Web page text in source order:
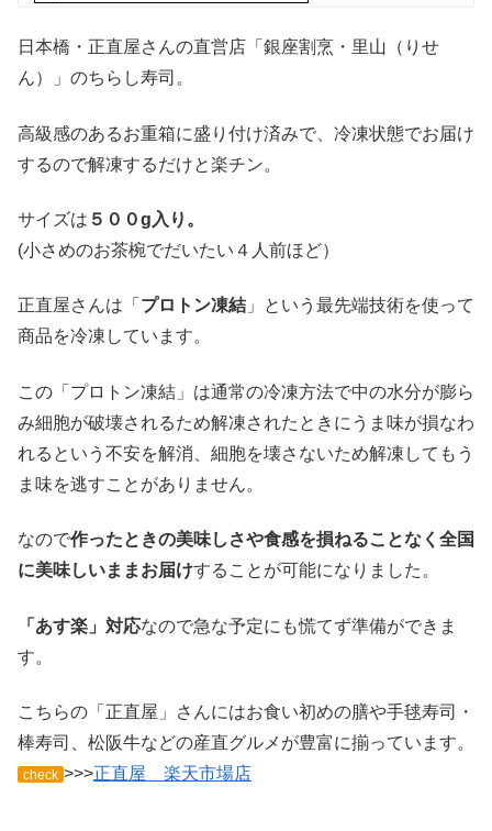
日本橋・正直屋さんの直営店「銀座割烹・里山（りせ
ん）」のちらし寿司。
高級感のあるお重箱に盛り付け済みで、冷凍状態でお届け
するので解凍するだけと楽チン。
サイズは ５００g入り。
(小さめのお茶椀でだいたい４人前ほど）
正直屋さんは「 プロトン凍結 」という最先端技術を使って
商品を冷凍しています。
この「プロトン凍結」は通常の冷凍方法で中の水分が膨ら
み細胞が破壊されるため解凍されたときにうま味が損なわ
れるという不安を解消、細胞を壊さないため解凍してもう
ま味を逃すことがありません。
なので作ったときの美味しさや食感を損ねることなく全国
に美味しいままお届けすることが可能になりました。
「あす楽」対応なので急な予定にも慌てず準備ができま
す。
こちらの「正直屋」さんにはお食い初めの膳や手毬寿司・
棒寿司、松阪牛などの産直グルメが豊富に揃っています。
check >>>正直屋 楽天市場店